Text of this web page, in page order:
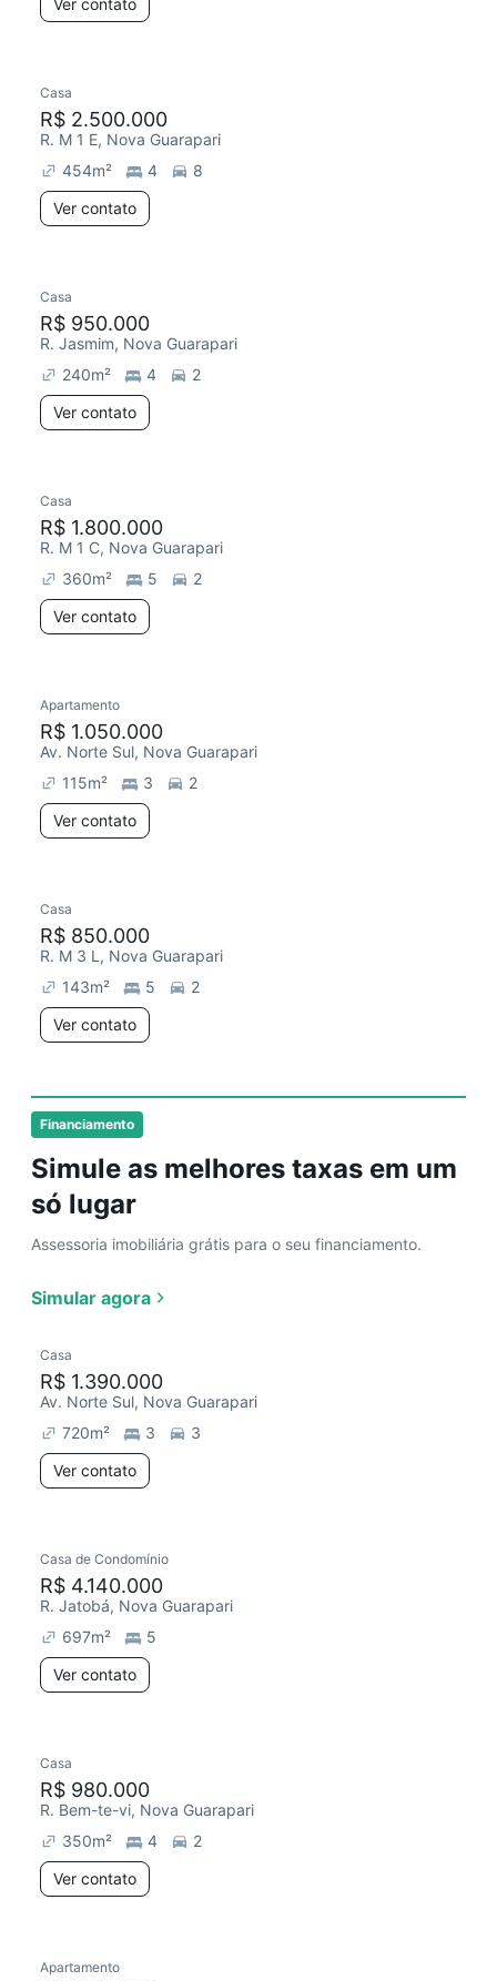
Financiamento
Simule as melhores taxas em um
só lugar
Assessoria imobiliária grátis para o seu financiamento.
Simular agora
Ver contato
Casa
R$ 2.500.000
R. M 1 E, Nova Guarapari
454m² 4
8
Ver contato
Casa
R$ 950.000
R. Jasmim, Nova Guarapari
240m² 4
2
Ver contato
Casa
R$ 1.800.000
R. M 1 C, Nova Guarapari
360m² 5
2
Ver contato
Apartamento
R$ 1.050.000
Av. Norte Sul, Nova Guarapari
115m² 3
2
Ver contato
Casa
R$ 850.000
R. M 3 L, Nova Guarapari
143m² 5
2
Ver contato
Casa
R$ 1.390.000
Av. Norte Sul, Nova Guarapari
720m² 3
3
Ver contato
Casa de Condomínio
R$ 4.140.000
R. Jatobá, Nova Guarapari
697m²
5
Ver contato
Casa
R$ 980.000
R. Bem-te-vi, Nova Guarapari
350m² 4
2
Ver contato
Apartamento